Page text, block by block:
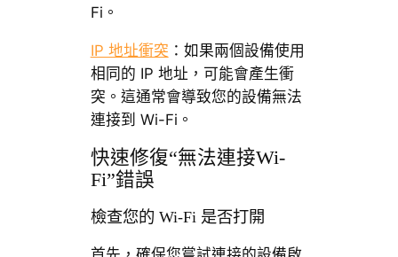
Fi。
IP 地址衝突 ：如果兩個設備使用
相同的 IP 地址，可能會產生衝
突。這通常會導致您的設備無法
連接到 Wi-Fi。
快速修復“無法連接Wi-
Fi”錯誤
檢查您的 Wi-Fi 是否打開